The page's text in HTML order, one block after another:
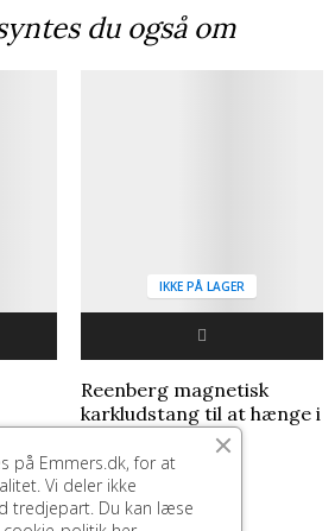
du også om
IKKE PÅ LAGER
Reenberg magnetisk
karkludstang til at hænge i
279,00 kr.
på Emmers.dk, for at
Vi deler ikke
tredjepart. Du kan læse